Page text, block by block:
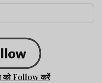
को Follow करें